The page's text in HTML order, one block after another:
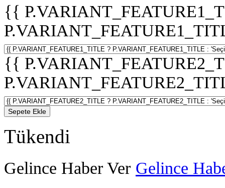
{{
{{
Sepete Ekle
Tükendi
Gelince Haber Ver Gelince